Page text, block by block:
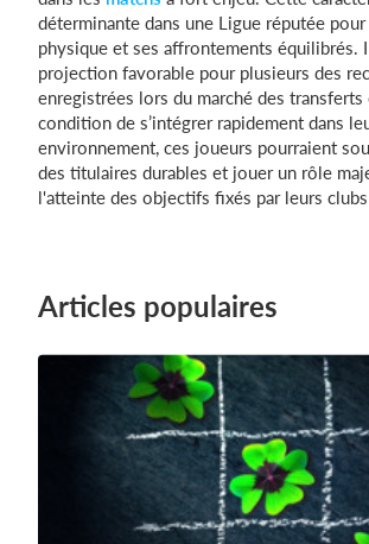
déterminante dans une Ligue réputée
physique et ses affrontements équilibrés.
projection favorable pour plusieurs des
enregistrées lors du marché des
condition de s’intégrer rapidement dans
environnement, ces joueurs pourraient
des titulaires durables et jouer un rôle
l'atteinte des objectifs fixés par leurs
Articles populaires